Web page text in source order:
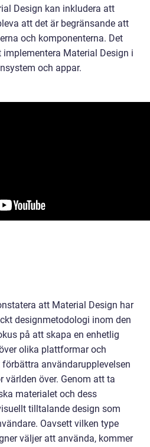
Design kan inkludera att
att det är begränsande att
och komponenterna. Det
Material Design i
och appar.
att Material Design har
designmetodologi inom den
på att skapa en enhetlig
olika plattformar och
användarupplevelsen
över. Genom att ta
materialet och dess
tilltalande design som
Oavsett vilken type
väljer att använda, kommer